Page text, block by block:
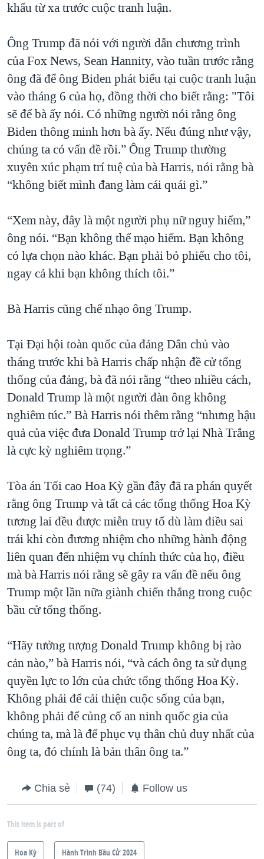
khẩu từ xa trước cuộc tranh luận.
Ông Trump đã nói với người dẫn chương trình
của Fox News, Sean Hannity, vào tuần trước rằng
ông đã để ông Biden phát biểu tại cuộc tranh luận
vào tháng 6 của họ, đồng thời cho biết rằng: "Tôi
sẽ để bà ấy nói. Có những người nói rằng ông
Biden thông minh hơn bà ấy. Nếu đúng như vậy,
chúng ta có vấn đề rồi.” Ông Trump thường
xuyên xúc phạm trí tuệ của bà Harris, nói rằng bà
“không biết mình đang làm cái quái gì.”
“Xem này, đây là một người phụ nữ nguy hiểm,”
ông nói. “Bạn không thể mạo hiểm. Bạn không
có lựa chọn nào khác. Bạn phải bỏ phiếu cho tôi,
ngay cả khi bạn không thích tôi.”
Bà Harris cũng chế nhạo ông Trump.
Tại Đại hội toàn quốc của đảng Dân chủ vào
tháng trước khi bà Harris chấp nhận đề cử tổng
thống của đảng, bà đã nói rằng “theo nhiều cách,
Donald Trump là một người đàn ông không
nghiêm túc.” Bà Harris nói thêm rằng “nhưng hậu
quả của việc đưa Donald Trump trở lại Nhà Trắng
là cực kỳ nghiêm trọng.”
Tòa án Tối cao Hoa Kỳ gần đây đã ra phán quyết
rằng ông Trump và tất cả các tổng thống Hoa Kỳ
tương lai đều được miễn truy tố dù làm điều sai
trái khi còn đương nhiệm cho những hành động
liên quan đến nhiệm vụ chính thức của họ, điều
mà bà Harris nói rằng sẽ gây ra vấn đề nếu ông
Trump một lần nữa giành chiến thắng trong cuộc
bầu cử tổng thống.
“Hãy tưởng tượng Donald Trump không bị rào
cản nào,” bà Harris nói, “và cách ông ta sử dụng
quyền lực to lớn của chức tổng thống Hoa Kỳ.
Không phải để cải thiện cuộc sống của bạn,
không phải để củng cố an ninh quốc gia của
chúng ta, mà là để phục vụ thân chủ duy nhất của
ông ta, đó chính là bản thân ông ta.”
Chia sẻ (74) Follow us
This item is part of
Hoa Kỳ Hành Trình Bầu Cử 2024